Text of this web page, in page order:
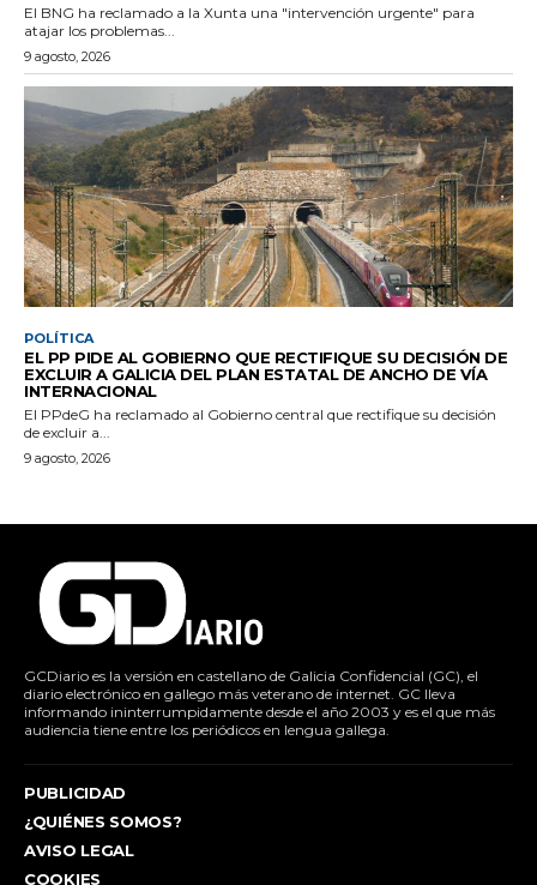
El BNG ha reclamado a la Xunta una "intervención urgente" para
atajar los problemas...
9 agosto, 2026
POLÍTICA
EL PP PIDE AL GOBIERNO QUE RECTIFIQUE SU DECISIÓN DE
EXCLUIR A GALICIA DEL PLAN ESTATAL DE ANCHO DE VÍA
INTERNACIONAL
El PPdeG ha reclamado al Gobierno central que rectifique su decisión
de excluir a...
9 agosto, 2026
GCDiario es la versión en castellano de Galicia Confidencial (GC), el
diario electrónico en gallego más veterano de internet. GC lleva
informando ininterrumpidamente desde el año 2003 y es el que más
audiencia tiene entre los periódicos en lengua gallega.
PUBLICIDAD
¿QUIÉNES SOMOS?
AVISO LEGAL
COOKIES